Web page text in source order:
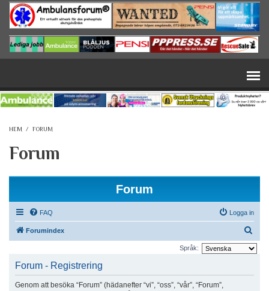
Hoppa till huvudinnehåll
HEM / FORUM
Forum